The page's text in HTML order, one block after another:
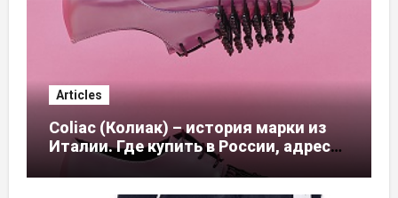
Articles
Coliac (Колиак) – история марки из
Италии. Где купить в России, адреса
магазинов